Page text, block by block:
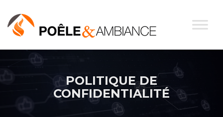
POLITIQUE DE
CONFIDENTIALITÉ